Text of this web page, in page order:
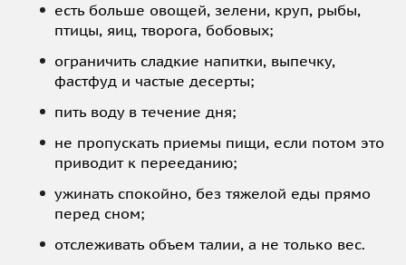
есть больше овощей, зелени, круп, рыбы,
птицы, яиц, творога, бобовых;
ограничить сладкие напитки, выпечку,
фастфуд и частые десерты;
пить воду в течение дня;
не пропускать приемы пищи, если потом это
приводит к перееданию;
ужинать спокойно, без тяжелой еды прямо
перед сном;
отслеживать объем талии, а не только вес.